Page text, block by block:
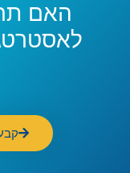
האם
קבע 30 דק שיחת ייעוץ